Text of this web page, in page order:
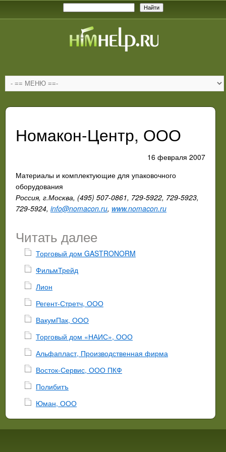
Номакон-Центр, ООО
16 февраля 2007
Материалы и комплектующие для упаковочного
оборудования
Россия, г.Москва, (495) 507-0861, 729-5922, 729-5923,
729-5924, info@nomacon.ru, www.nomacon.ru
Читать далее
Торговый дом GASTRONORM
ФильмТрейд
Лион
Регент-Стретч, ООО
ВакумПак, ООО
Торговый дом «НАИС», ООО
Альфапласт, Производственная фирма
Восток-Сервис, ООО ПКФ
Полибитъ
Юман, ООО